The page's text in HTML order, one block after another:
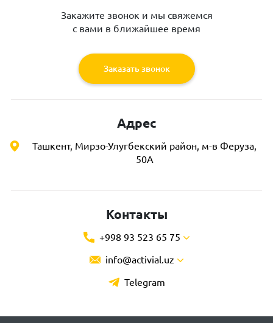
Закажите звонок и мы свяжемся
с вами в ближайшее время
Заказать звонок
Адрес
Ташкент, Мирзо-Улугбекский район, м-в Феруза,
50А
Контакты
+998 93 523 65 75
info@activial.uz
Telegram